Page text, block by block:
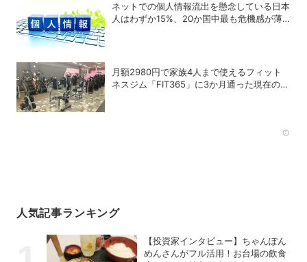
ネットでの個人情報流出を懸念している日本
人はわずか15%、20か国中最も危機感が薄
月額2980円で家族4人まで使えるフィット
ネスジム「FIT365」に3か月通った現在のリ
人気記事ランキング
【投資家インタビュー】ちゃんぽん
めんさんがフル活用！お台場の飲食